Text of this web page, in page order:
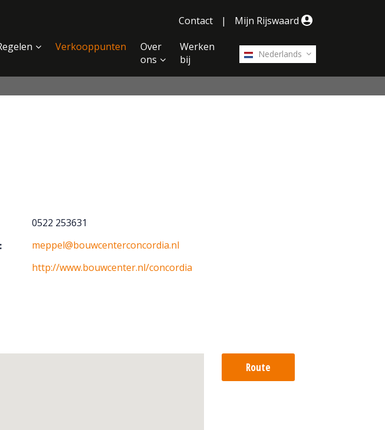
Contact
| Mijn Rijswaard
Nederlands
Verkooppunten
Over
ons
Werken
bij
0522 253631
meppel@bouwcenterconcordia.nl
http://www.bouwcenter.nl/concordia
Route